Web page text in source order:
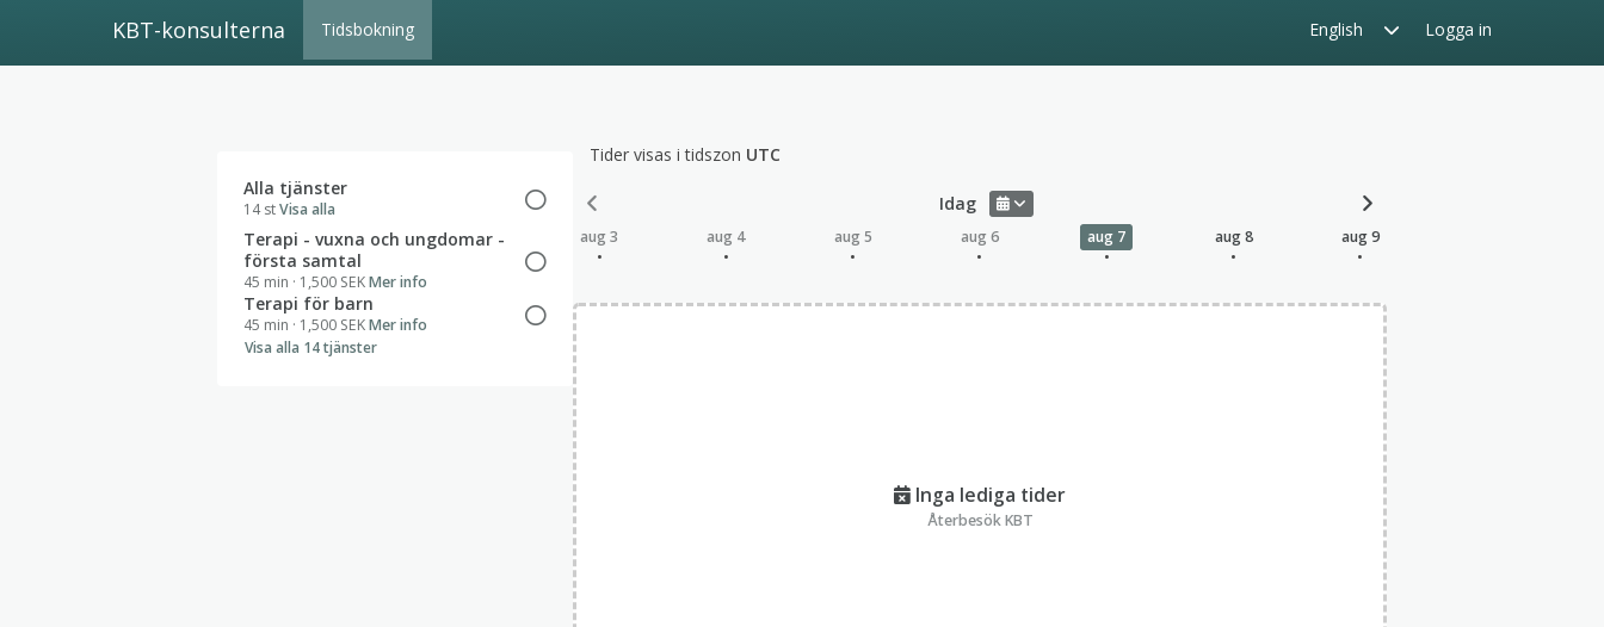
KBT-konsulterna Tidsbokning Logga in
Alla tjänster
14stVisa alla
Terapi - vuxna och ungdomar -
första samtal
45 min · 1,500 SEKMer info
Terapi för barn
45 min · 1,500 SEKMer info
Visa alla 14 tjänster
Tider visas i tidszon UTC
Idag
aug 3 aug 4 aug 5 aug 6 aug 7 aug 8 aug 9
Inga lediga tider
Återbesök KBT